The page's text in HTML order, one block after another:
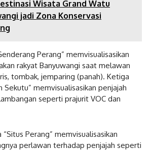
Wisata Grand Watu
jadi Zona Konservasi
Perang” memvisualisasikan
rakyat Banyuwangi saat melawan
tombak, jemparing (panah). Ketiga
Sekutu” memvisualisasikan penjajah
seperti prajurit VOC dan
Perang” memvisualisasikan
perlawan terhadap penjajah seperti